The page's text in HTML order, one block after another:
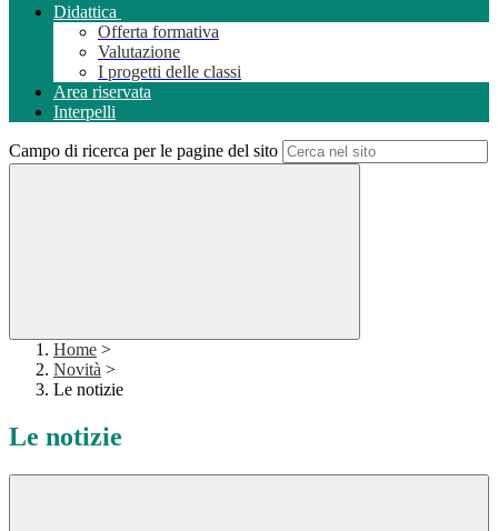
Didattica
Offerta formativa
Valutazione
I progetti delle classi
Area riservata
Interpelli
Campo di ricerca per le pagine del sito
Home >
Novità >
Le notizie
Le notizie